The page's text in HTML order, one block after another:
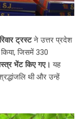
ट्रस्टने उत्तर प्रदेश
जिसमें 330
भेंट किए गए। यह
थी और उन्हें